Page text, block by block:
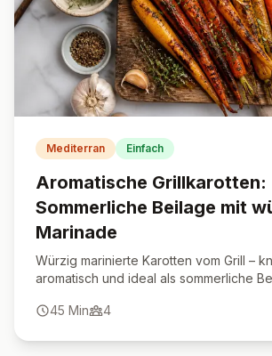
Mediterran Einfach
Aromatische Grillkarotten:
Sommerliche Beilage mit
Marinade
Würzig marinierte Karotten vom Grill –
aromatisch und ideal als sommerliche
45 Min 4